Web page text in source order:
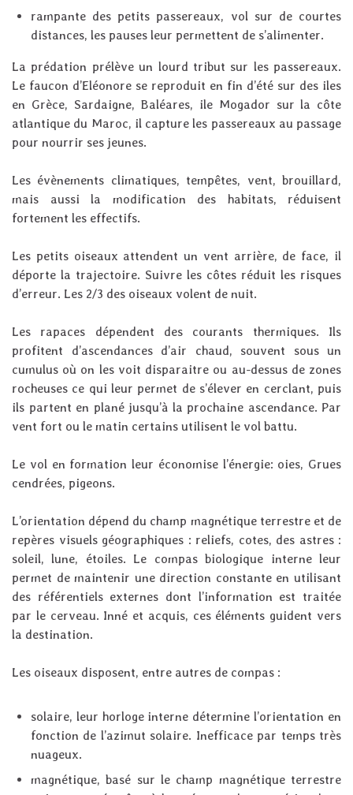
rampante des petits passereaux, vol sur de courtes
distances, les pauses leur permettent de s’alimenter.
La prédation prélève un lourd tribut sur les passereaux.
Le faucon d’Eléonore se reproduit en fin d’été sur des iles
en Grèce, Sardaigne, Baléares, ile Mogador sur la côte
atlantique du Maroc, il capture les passereaux au passage
pour nourrir ses jeunes.
Les évènements climatiques, tempêtes, vent, brouillard,
mais aussi la modification des habitats, réduisent
fortement les effectifs.
Les petits oiseaux attendent un vent arrière, de face, il
déporte la trajectoire. Suivre les côtes réduit les risques
d’erreur. Les 2/3 des oiseaux volent de nuit.
Les rapaces dépendent des courants thermiques. Ils
profitent d’ascendances d’air chaud, souvent sous un
cumulus où on les voit disparaitre ou au-dessus de zones
rocheuses ce qui leur permet de s’élever en cerclant, puis
ils partent en plané jusqu’à la prochaine ascendance. Par
vent fort ou le matin certains utilisent le vol battu.
Le vol en formation leur économise l’énergie: oies, Grues
cendrées, pigeons.
L’orientation dépend du champ magnétique terrestre et de
repères visuels géographiques : reliefs, cotes, des astres :
soleil, lune, étoiles. Le compas biologique interne leur
permet de maintenir une direction constante en utilisant
des référentiels externes dont l’information est traitée
par le cerveau. Inné et acquis, ces éléments guident vers
la destination.
Les oiseaux disposent, entre autres de compas :
solaire, leur horloge interne détermine l’orientation en
fonction de l’azimut solaire. Inefficace par temps très
nuageux.
magnétique, basé sur le champ magnétique terrestre